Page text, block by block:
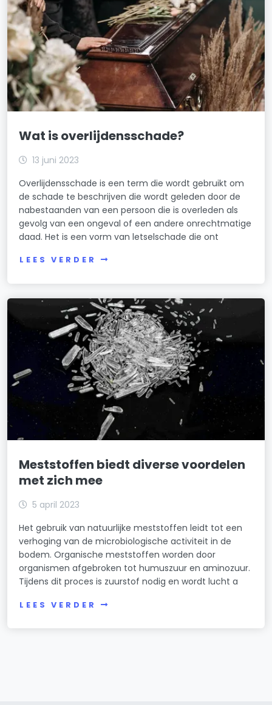
Wat is overlijdensschade?
13 juni 2023
Overlijdensschade is een term die wordt gebruikt om
de schade te beschrijven die wordt geleden door de
nabestaanden van een persoon die is overleden als
gevolg van een ongeval of een andere onrechtmatige
daad. Het is een vorm van letselschade die ont
LEES VERDER
Meststoffen biedt diverse voordelen
met zich mee
5 april 2023
Het gebruik van natuurlijke meststoffen leidt tot een
verhoging van de microbiologische activiteit in de
bodem. Organische meststoffen worden door
organismen afgebroken tot humuszuur en aminozuur.
Tijdens dit proces is zuurstof nodig en wordt lucht a
LEES VERDER